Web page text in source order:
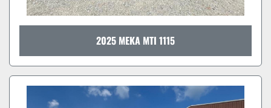
2025 MEKA MTI 1115